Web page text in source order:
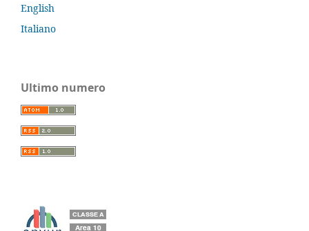
English
Italiano
Ultimo numero